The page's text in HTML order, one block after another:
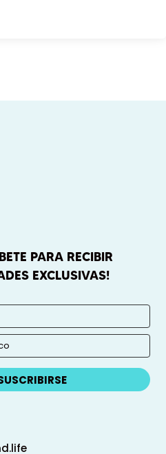
PARA RECIBIR
EXCLUSIVAS!